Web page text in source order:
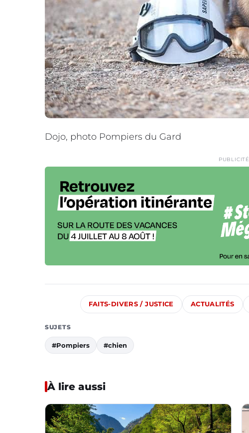
Dojo, photo Pompiers du Gard
PUBLICITÉ
FAITS-DIVERS / JUSTICE ACTUALITÉS
SUJETS
#Pompiers #chien
À lire aussi